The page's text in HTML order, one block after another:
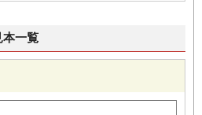
本一覧